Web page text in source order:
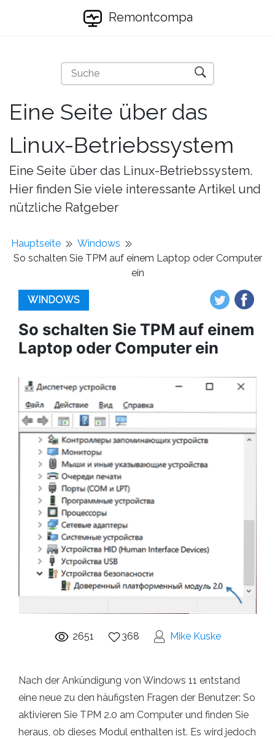
Remontcompa
Eine Seite über das
Linux-Betriebssystem
Eine Seite über das Linux-Betriebssystem.
Hier finden Sie viele interessante Artikel und
nützliche Ratgeber
Hauptseite
Windows
So schalten Sie TPM auf einem Laptop oder Computer
ein
WINDOWS
So schalten Sie TPM auf einem
Laptop oder Computer ein
2651 368 Mike Kuske
Nach der Ankündigung von Windows 11 entstand
eine neue zu den häufigsten Fragen der Benutzer: So
aktivieren Sie TPM 2.0 am Computer und finden Sie
heraus, ob dieses Modul enthalten ist. Es wird jedoch